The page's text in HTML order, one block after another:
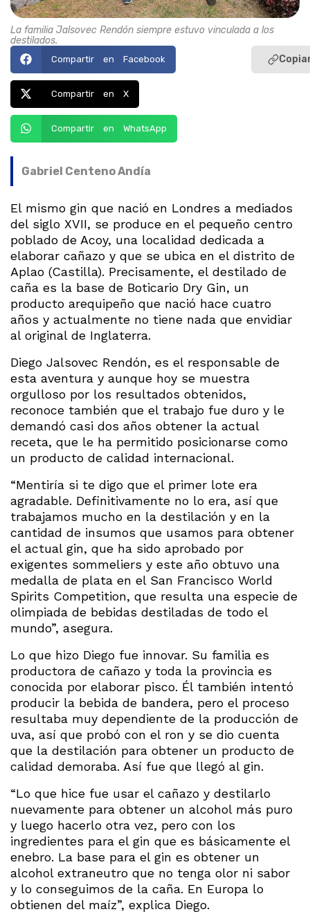
La familia Jalsovec Rendón siempre estuvo vinculada a los
destilados.
Compartir en Facebook
Compartir en X
Compartir en WhatsApp
Gabriel Centeno Andía
El mismo gin que nació en Londres a mediados
del siglo XVII, se produce en el pequeño centro
poblado de Acoy, una localidad dedicada a
elaborar cañazo y que se ubica en el distrito de
Aplao (Castilla). Precisamente, el destilado de
caña es la base de Boticario Dry Gin, un
producto arequipeño que nació hace cuatro
años y actualmente no tiene nada que envidiar
al original de Inglaterra.
Diego Jalsovec Rendón, es el responsable de
esta aventura y aunque hoy se muestra
orgulloso por los resultados obtenidos,
reconoce también que el trabajo fue duro y le
demandó casi dos años obtener la actual
receta, que le ha permitido posicionarse como
un producto de calidad internacional.
“Mentiría si te digo que el primer lote era
agradable. Definitivamente no lo era, así que
trabajamos mucho en la destilación y en la
cantidad de insumos que usamos para obtener
el actual gin, que ha sido aprobado por
exigentes sommeliers y este año obtuvo una
medalla de plata en el San Francisco World
Spirits Competition, que resulta una especie de
olimpiada de bebidas destiladas de todo el
mundo”, asegura.
Lo que hizo Diego fue innovar. Su familia es
productora de cañazo y toda la provincia es
conocida por elaborar pisco. Él también intentó
producir la bebida de bandera, pero el proceso
resultaba muy dependiente de la producción de
uva, así que probó con el ron y se dio cuenta
que la destilación para obtener un producto de
calidad demoraba. Así fue que llegó al gin.
“Lo que hice fue usar el cañazo y destilarlo
nuevamente para obtener un alcohol más puro
y luego hacerlo otra vez, pero con los
ingredientes para el gin que es básicamente el
enebro. La base para el gin es obtener un
alcohol extraneutro que no tenga olor ni sabor
y lo conseguimos de la caña. En Europa lo
obtienen del maíz”, explica Diego.